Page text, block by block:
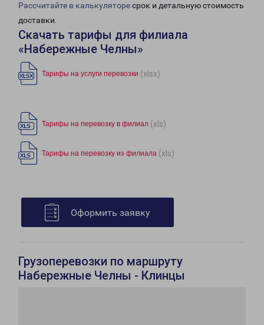
Рассчитайте в калькуляторесрок и детальную стоимость
доставки.
Скачать тарифы для филиала
«Набережные Челны»
Тарифы на услуги перевозки (xlsx)
Тарифы на перевозку в филиал (xls)
Тарифы на перевозку из филиала (xls)
Оформить заявку
Грузоперевозки по маршруту
Набережные Челны - Клинцы